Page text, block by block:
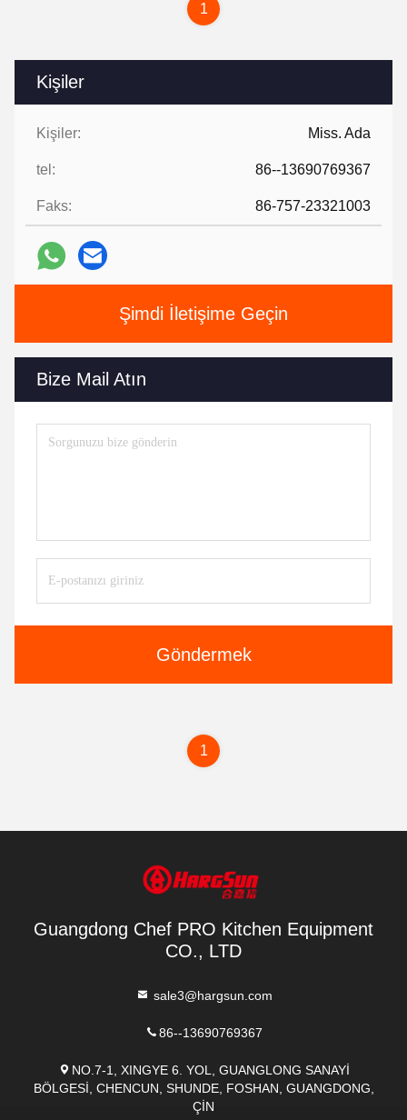
Kişiler
Kişiler: Miss. Ada
tel: 86--13690769367
Faks: 86-757-23321003
Şimdi İletişime Geçin
Bize Mail Atın
Göndermek
1
1
Guangdong Chef PRO Kitchen Equipment
CO., LTD
sale3@hargsun.com
86--13690769367
NO.7-1, XINGYE 6. YOL, GUANGLONG SANAYİ
BÖLGESİ, CHENCUN, SHUNDE, FOSHAN, GUANGDONG,
ÇİN